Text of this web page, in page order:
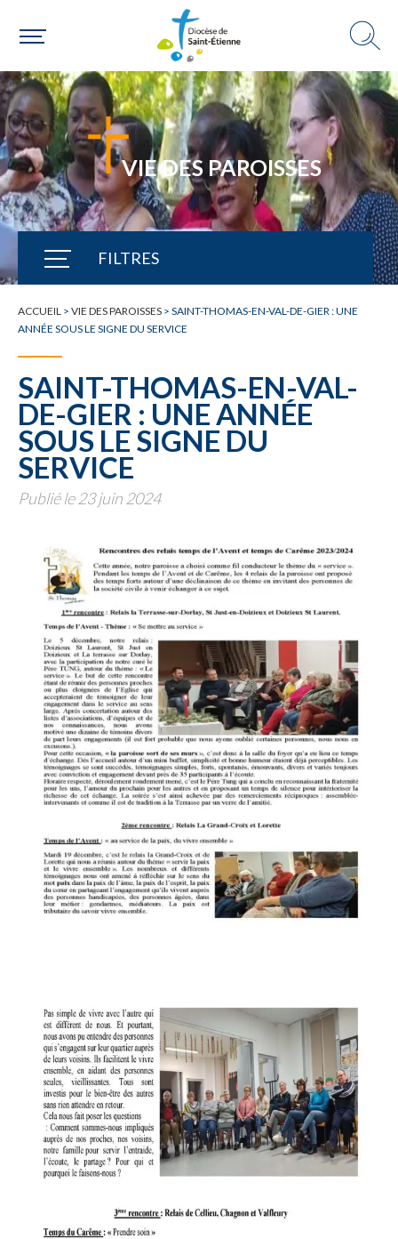
VIE DES PAROISSES
FILTRES
TOUTE L'ACTUALITÉ
ACCUEIL > VIE DES PAROISSES > SAINT-THOMAS-EN-VAL-DE-GIER : UNE
ANNÉE SOUS LE SIGNE DU SERVICE
SAINT-THOMAS-EN-VAL-
DE-GIER : UNE ANNÉE
SOUS LE SIGNE DU
SERVICE
Publié le 23 juin 2024